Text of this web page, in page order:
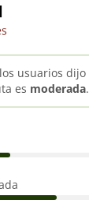
usuarios dijo
es moderada.